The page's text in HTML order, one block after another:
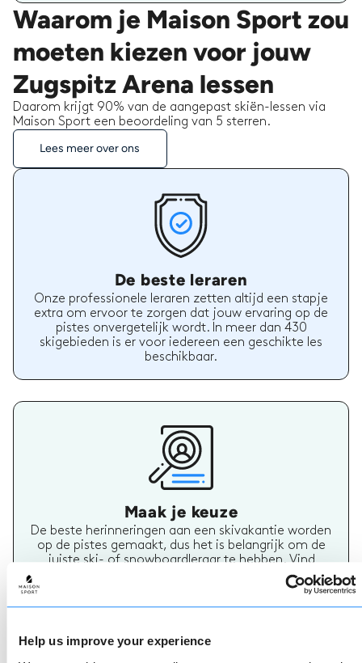
Help us improve your experience
Waarom je Maison Sport zou
moeten kiezen voor jouw
Zugspitz Arena lessen
Daarom krijgt 90% van de aangepast skiën-lessen via
Maison Sport een beoordeling van 5 sterren.
Lees meer over ons
De beste leraren
Onze professionele leraren zetten altijd een stapje
extra om ervoor te zorgen dat jouw ervaring op de
pistes onvergetelijk wordt. In meer dan 430
skigebieden is er voor iedereen een geschikte les
beschikbaar.
Maak je keuze
De beste herinneringen aan een skivakantie worden
op de pistes gemaakt, dus het is belangrijk om de
juiste ski- of snowboardleraar te hebben. Vind